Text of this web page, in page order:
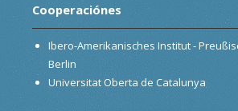
Cooperaciónes
Ibero-Amerikanisches Institut -
Berlin
Universitat Oberta de Catalunya